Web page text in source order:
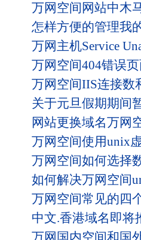
万网空间网站中木
怎样方便的管理我
万网主机Service
万网空间404错误
万网空间IIS连接数
关于元旦假期期间
网站更换域名万网
万网空间使用unix
万网空间如何选择
如何解决万网空间
万网空间常见的四
中文.香港域名即将
万网国内空间和国